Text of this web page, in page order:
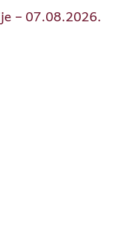
– 07.08.2026.